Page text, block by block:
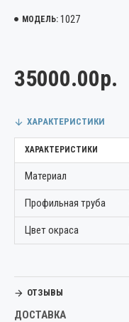
МОДЕЛЬ: 1027
35000.00р.
ХАРАКТЕРИСТИКИ
ХАРАКТЕРИСТИКИ
Материал
Профильная труба
Цвет окраса
ОТЗЫВЫ
ДОСТАВКА